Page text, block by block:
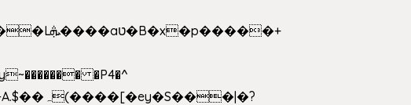
�P4�^